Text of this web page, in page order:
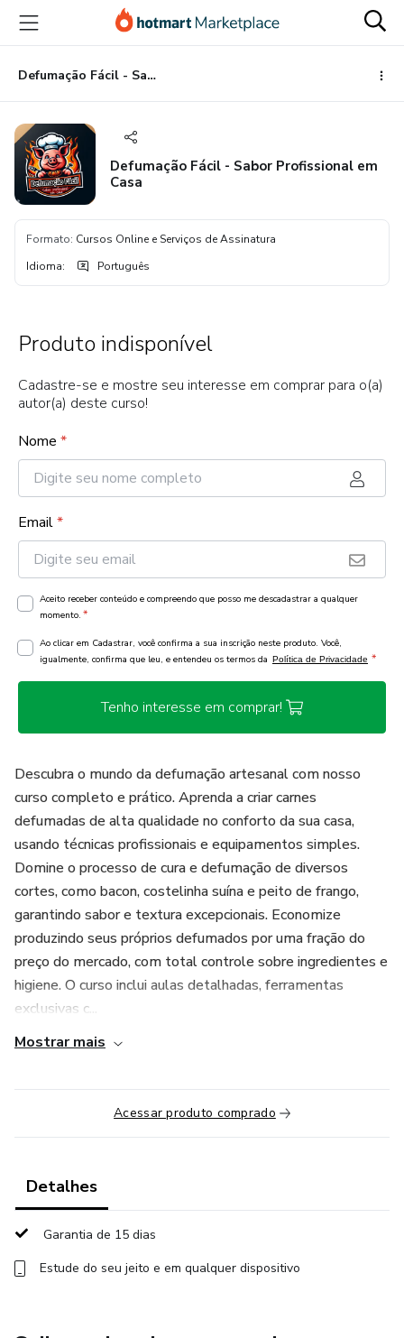
para
conteúdo
principal
para
pagamento
para
rodapé
Defumação Fácil - Sabor Profissional em Casa
Defumação Fácil - Sabor Profissional em
Casa
Formato: Cursos Online e Serviços de Assinatura
Idioma: Português
Produto indisponível
Cadastre-se e mostre seu interesse em comprar para o(a)
autor(a) deste curso!
Nome *
Email*
Aceito receber conteúdo e compreendo que posso me descadastrar a qualquer
momento. *
Ao clicar em Cadastrar, você confirma a sua inscrição neste produto. Você,
igualmente, confirma que leu, e entendeu os termos da Política de Privacidade *
Tenho interesse em comprar!
Descubra o mundo da defumação artesanal com nosso
curso completo e prático. Aprenda a criar carnes
defumadas de alta qualidade no conforto da sua casa,
usando técnicas profissionais e equipamentos simples.
Domine o processo de cura e defumação de diversos
cortes, como bacon, costelinha suína e peito de frango,
garantindo sabor e textura excepcionais. Economize
produzindo seus próprios defumados por uma fração do
preço do mercado, com total controle sobre ingredientes e
higiene. O curso inclui aulas detalhadas, ferramentas
exclusivas c...
Mostrar mais
Acessar produto comprado
Detalhes
Garantia de 15 dias
Estude do seu jeito e em qualquer dispositivo